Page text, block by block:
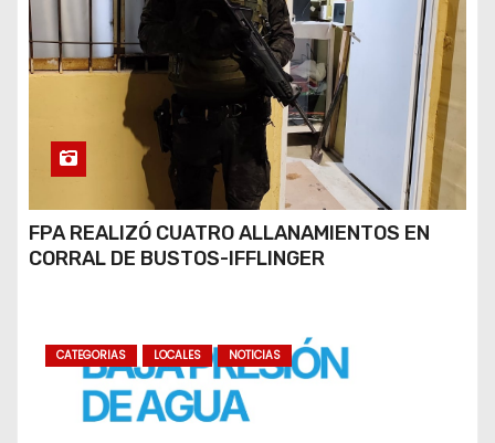
FPA REALIZÓ CUATRO ALLANAMIENTOS EN
CORRAL DE BUSTOS-IFFLINGER
CATEGORIAS LOCALES NOTICIAS